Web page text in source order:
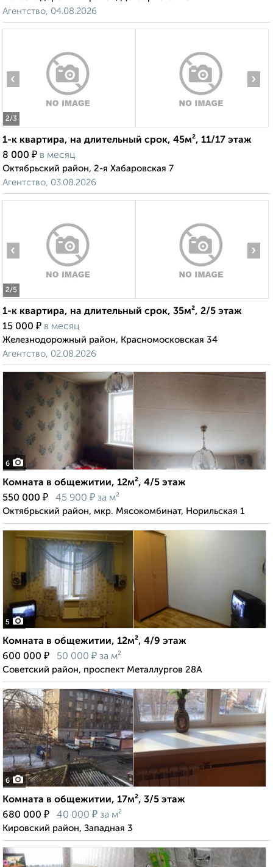
Агентство, 04.08.2026
2/3
‹ ›
1-к квартира, на длительный срок, 45м², 11/17 этаж
8 000 ₽ в месяц
Октябрьский район, 2-я Хабаровская 7
Агентство, 03.08.2026
2/5
‹ ›
1-к квартира, на длительный срок, 35м², 2/5 этаж
15 000 ₽ в месяц
Железнодорожный район, Красномосковская 34
Агентство, 02.08.2026
6
Комната в общежитии, 12м², 4/5 этаж
550 000 ₽ 45 900 ₽ за м²
Октябрьский район, мкр. Мясокомбинат, Норильская 1
5
Комната в общежитии, 12м², 4/9 этаж
600 000 ₽ 50 000 ₽ за м²
Советский район, проспект Металлургов 28А
6
Комната в общежитии, 17м², 3/5 этаж
680 000 ₽ 40 000 ₽ за м²
Кировский район, Западная 3